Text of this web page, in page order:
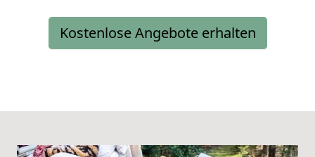
Kostenlose Angebote erhalten